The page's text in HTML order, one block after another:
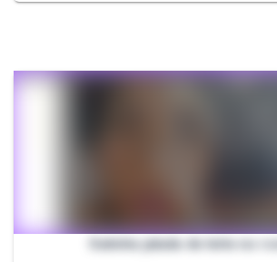
Gatinha jatada de leite no